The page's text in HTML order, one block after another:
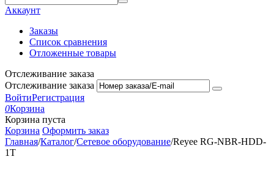
Аккаунт
Заказы
Список сравнения
Отложенные товары
Отслеживание заказа
Отслеживание заказа
ВойтиРегистрация
0Корзина
Корзина пуста
Корзина Оформить заказ
Главная/Каталог/Сетевое оборудование/Reyee RG-NBR-HDD-
1T